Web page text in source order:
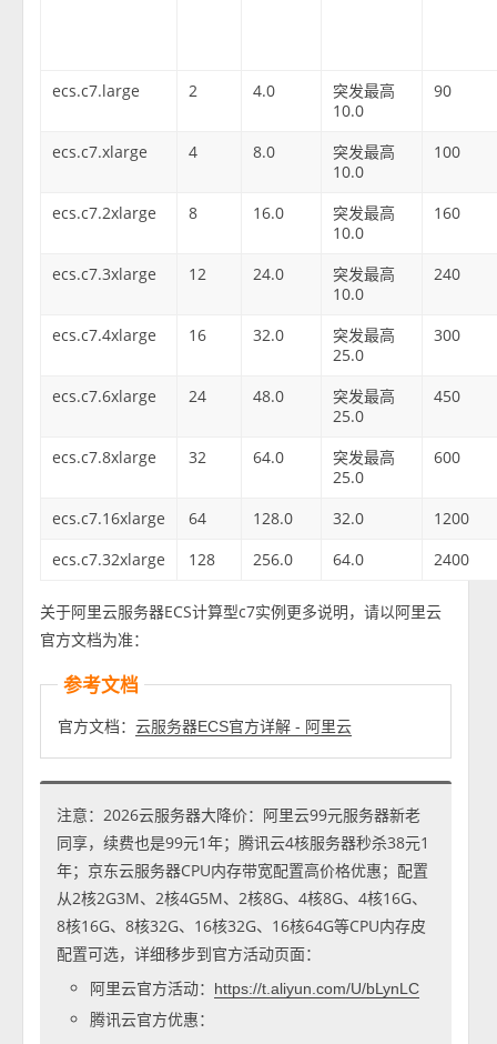
ecs.c7.large 2 4.0
突发最高
10.0
90
ecs.c7.xlarge 4 8.0
突发最高
10.0
100
ecs.c7.2xlarge 8 16.0
突发最高
10.0
160
ecs.c7.3xlarge 12 24.0
突发最高
10.0
240
ecs.c7.4xlarge 16 32.0
突发最高
25.0
300
ecs.c7.6xlarge 24 48.0
突发最高
25.0
450
ecs.c7.8xlarge 32 64.0
突发最高
25.0
600
ecs.c7.16xlarge 64 128.0 32.0
1200
ecs.c7.32xlarge
128 256.0 64.0 2400
关于阿里云服务器ECS计算型c7实例更多说明，请以阿里云
官方文档为准：
参考文档
官方文档：云服务器ECS官方详解 - 阿里云
注意：2026云服务器大降价：阿里云99元服务器新老
同享，续费也是99元1年；腾讯云4核服务器秒杀38元1
年；京东云服务器CPU内存带宽配置高价格优惠；配置
从2核2G3M、2核4G5M、2核8G、4核8G、4核16G、
8核16G、8核32G、16核32G、16核64G等CPU内存皮
配置可选，详细移步到官方活动页面：
阿里云官方活动：
https://t.aliyun.com/U/bLynLC
腾讯云官方优惠：